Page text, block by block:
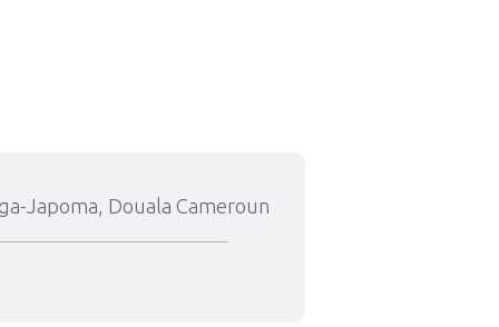
Japoma, Douala Cameroun